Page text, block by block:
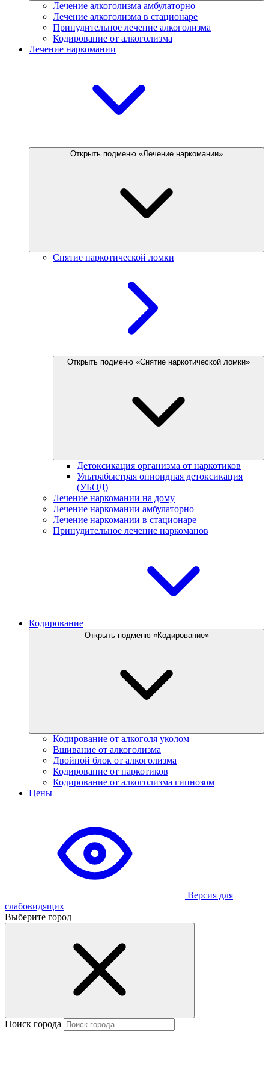
Лечение алкоголизма амбулаторно
Лечение алкоголизма в стационаре
Принудительное лечение алкоголизма
Кодирование от алкоголизма
Лечение наркомании
Открыть подменю «Лечение наркомании»
Снятие наркотической ломки
Открыть подменю «Снятие наркотической ломки»
Детоксикация организма от наркотиков
Ультрабыстрая опиоидная детоксикация
(УБОД)
Лечение наркомании на дому
Лечение наркомании амбулаторно
Лечение наркомании в стационаре
Принудительное лечение наркоманов
Кодирование
Открыть подменю «Кодирование»
Кодирование от алкоголя уколом
Вшивание от алкоголизма
Двойной блок от алкоголизма
Кодирование от наркотиков
Кодирование от алкоголизма гипнозом
Цены
Версия для
слабовидящих
Выберите город
Поиск города